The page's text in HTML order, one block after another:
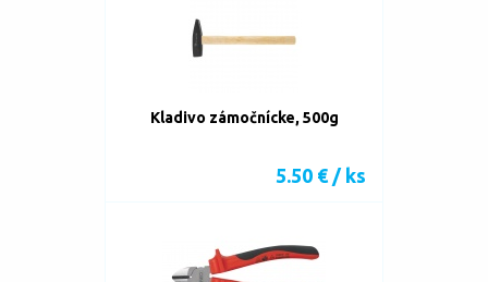
Kladivo zámočnícke, 500g
5.50 € / ks